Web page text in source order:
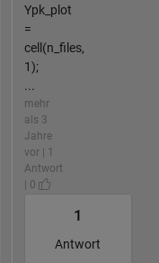
Ypk_plot
=
cell(n_files,
1);
...
mehr
als 3
Jahre
vor | 1
Antwort
| 0
1
Antwort